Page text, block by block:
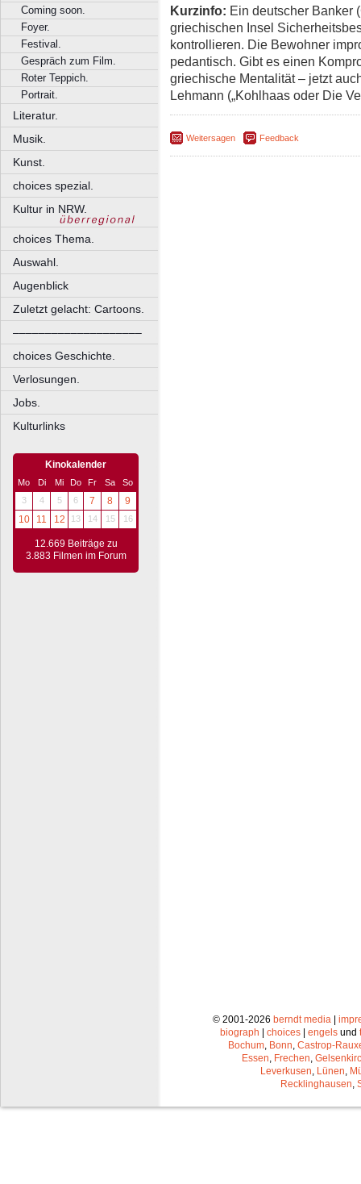
Coming soon.
Foyer.
Festival.
Gespräch zum Film.
Roter Teppich.
Portrait.
Literatur.
Musik.
Kunst.
choices spezial.
Kultur in NRW.
choices Thema.
Auswahl.
Augenblick
Zuletzt gelacht: Cartoons.
––––––––––––––––––––
choices Geschichte.
Verlosungen.
Jobs.
Kulturlinks
Kinokalender
Mo Di Mi Do Fr Sa
So
3
4 5 6 7 8
9
10
11 12 13 14 15 16
12.669 Beiträge zu
3.883 Filmen im Forum
Kurzinfo: Ein deutscher Banker
griechischen Insel
kontrollieren. Die Bewohner
pedantisch. Gibt es einen
griechische Mentalität – jetzt
Lehmann („Kohlhaas oder Die
Weitersagen Feedback
© 2001-2026 berndt media |
biograph | choices | engels und
Bochum Bonn Castrop-
Essen Frechen
Leverkusen Lünen
Recklinghausen